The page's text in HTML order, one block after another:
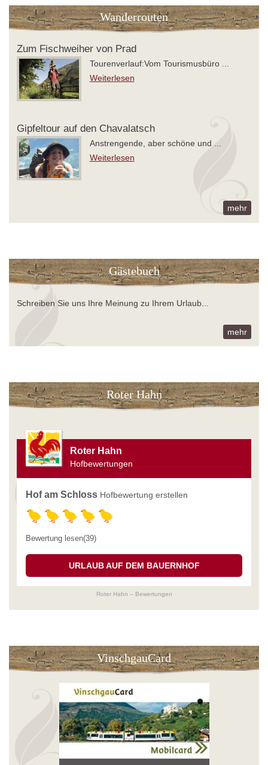
Wanderrouten
Zum Fischweiher von Prad
Tourenverlauf:Vom Tourismusbüro ...
Weiterlesen
Gipfeltour auf den Chavalatsch
Anstrengende, aber schöne und ...
Weiterlesen
mehr
Gästebuch
Schreiben Sie uns Ihre Meinung zu Ihrem Urlaub...
mehr
Roter Hahn
Roter Hahn
Hofbewertungen
Hof am Schloss Hofbewertung erstellen
Bewertung lesen(39)
URLAUB AUF DEM BAUERNHOF
Roter Hahn – Bewertungen
VinschgauCard